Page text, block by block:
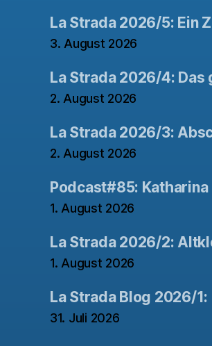
La Strada 2026/5: Ein
3. August 2026
La Strada 2026/4:
2. August 2026
La Strada 2026/3:
2. August 2026
Podcast#85:
1. August 2026
La Strada 2026/2:
1. August 2026
La Strada Blog 2026/
31. Juli 2026